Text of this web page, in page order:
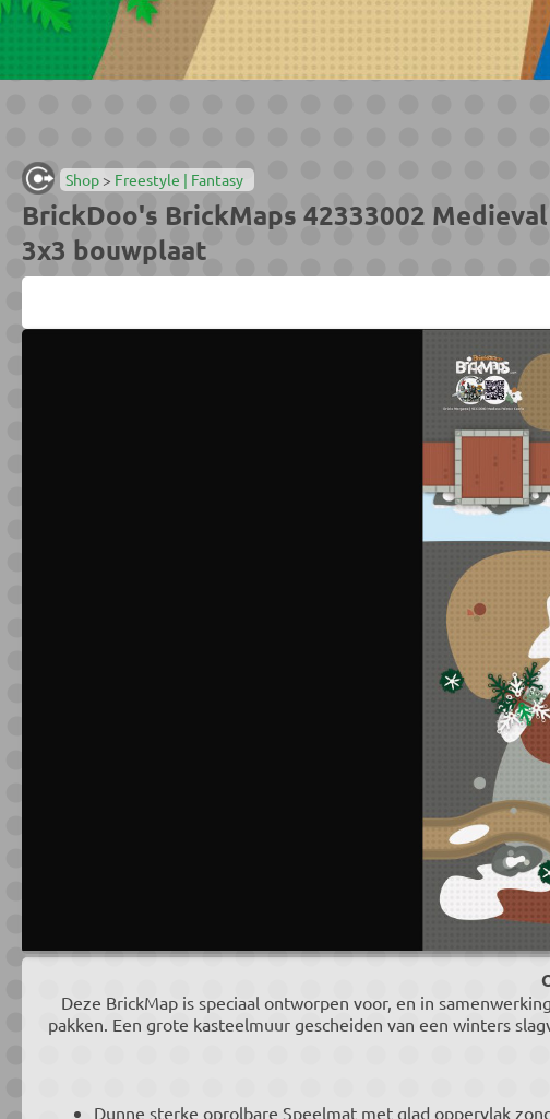
Shop > Freestyle | Fantasy
BrickDoo's BrickMaps 42333002
3x3 bouwplaat
Deze BrickMap is speciaal ontworpen voor, en in
pakken. Een grote kasteelmuur gescheiden van een winters
Dunne sterke oprolbare Speelmat met glad oppervlak